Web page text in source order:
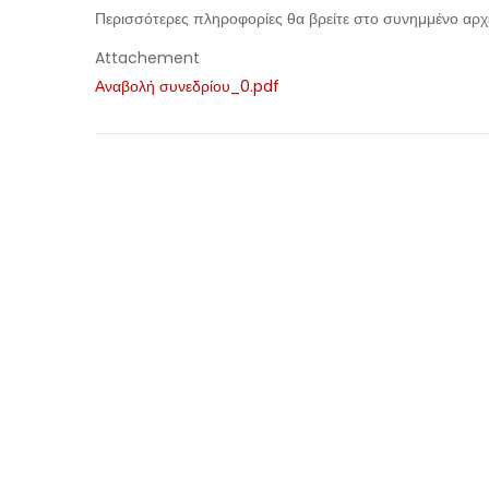
Περισσότερες πληροφορίες θα βρείτε στο συνημμένο
Attachement
Αναβολή συνεδρίου_0.pdf